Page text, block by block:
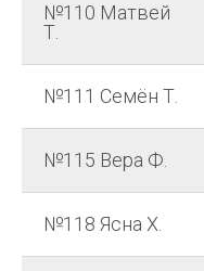
№110 Матвей
Т.
№111 Семён Т.
№115 Вера Ф.
№118 Ясна Х.